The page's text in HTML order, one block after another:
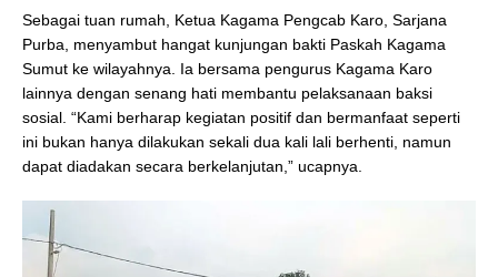
Sebagai tuan rumah, Ketua Kagama Pengcab Karo, Sarjana
Purba, menyambut hangat kunjungan bakti Paskah Kagama
Sumut ke wilayahnya. Ia bersama pengurus Kagama Karo
lainnya dengan senang hati membantu pelaksanaan baksi
sosial. “Kami berharap kegiatan positif dan bermanfaat seperti
ini bukan hanya dilakukan sekali dua kali lali berhenti, namun
dapat diadakan secara berkelanjutan,” ucapnya.